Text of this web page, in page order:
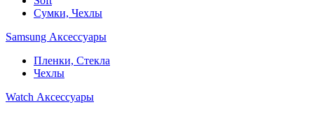
Сумки, Чехлы
Samsung Аксессуары
Пленки, Стекла
Чехлы
Watch Аксессуары